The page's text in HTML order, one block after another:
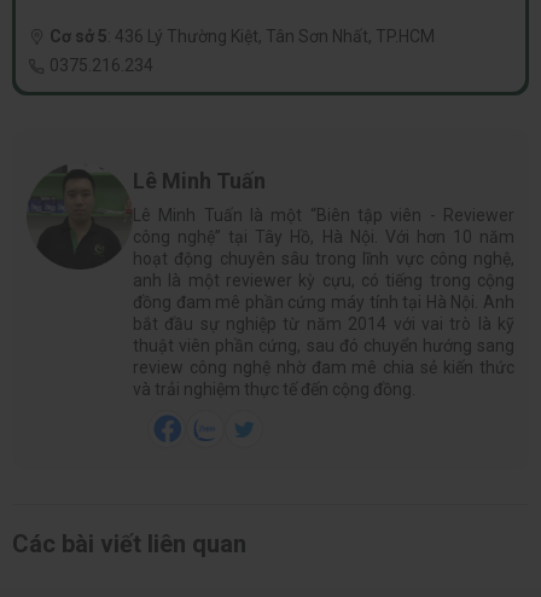
Cơ sở 5: 436 Lý Thường Kiệt, Tân Sơn Nhất, TP.HCM
0375.216.234
Lê Minh Tuấn
Lê Minh Tuấn là một “Biên tập viên - Reviewer
công nghệ” tại Tây Hồ, Hà Nội. Với hơn 10 năm
hoạt động chuyên sâu trong lĩnh vực công nghệ,
anh là một reviewer kỳ cựu, có tiếng trong cộng
đồng đam mê phần cứng máy tính tại Hà Nội. Anh
bắt đầu sự nghiệp từ năm 2014 với vai trò là kỹ
thuật viên phần cứng, sau đó chuyển hướng sang
review công nghệ nhờ đam mê chia sẻ kiến thức
và trải nghiệm thực tế đến cộng đồng.
Các bài viết liên quan